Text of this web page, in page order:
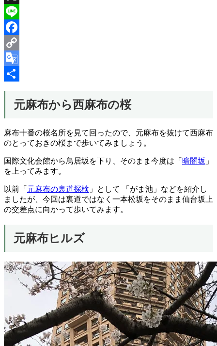
X
Line
Facebook
Copy
Link
Google
元麻布から西麻布の桜
麻布十番の桜名所を見て回ったので、元麻布を抜けて西麻布
のとっておきの桜まで歩いてみましょう。
国際文化会館から鳥居坂を下り、そのまま今度は「 暗闇坂 」
を上ってみます。
以前「 元麻布の裏道探検 」として 「がま池」などを紹介し
ましたが、今回は裏道ではなく一本松坂をそのまま仙台坂上
の交差点に向かって歩いてみます。
元麻布ヒルズ